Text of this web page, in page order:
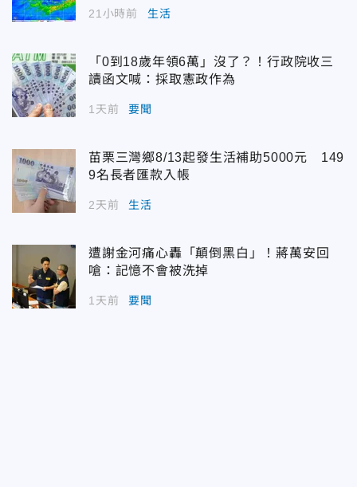
21小時前 生活
「0到18歲年領6萬」沒了？！行政院收三
讀函文喊：採取憲政作為
1天前 要聞
苗栗三灣鄉8/13起發生活補助5000元 149
9名長者匯款入帳
2天前 生活
遭謝金河痛心轟「顛倒黑白」！蔣萬安回
嗆：記憶不會被洗掉
1天前 要聞